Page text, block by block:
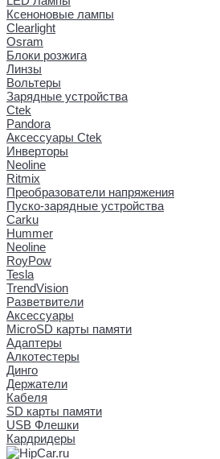
Ксеноновые лампы
Clearlight
Osram
Блоки розжига
Линзы
Вольтеры
Зарядные устройства
Ctek
Pandora
Аксессуары Ctek
Инверторы
Neoline
Ritmix
Преобразователи напряжения
Пуско-зарядные устройства
Carku
Hummer
Neoline
RoyPow
Tesla
TrendVision
Разветвители
Аксессуары
MicroSD карты памяти
Адаптеры
Алкотестеры
Динго
Держатели
Кабеля
SD карты памяти
USB Флешки
Кардридеры